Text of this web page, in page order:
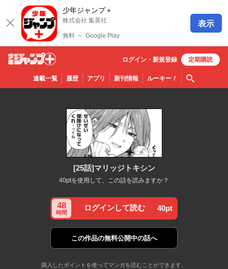
少年ジャンプ＋
株式会社 集英社
無料 ─ Google Play
表示
少年ジ
ャンプ
連載一覧 履歴 アプリ 新刊情報 ルーキー！ 検索
ログイン・ 新規登録 定期購読
[25話]マリッジトキシン
40ptを使用して、この話を読みますか？
48
時間
ログインして読む 40pt
この作品の無料公開中の話へ
購入したポイントを使ってマンガを読むことができます。